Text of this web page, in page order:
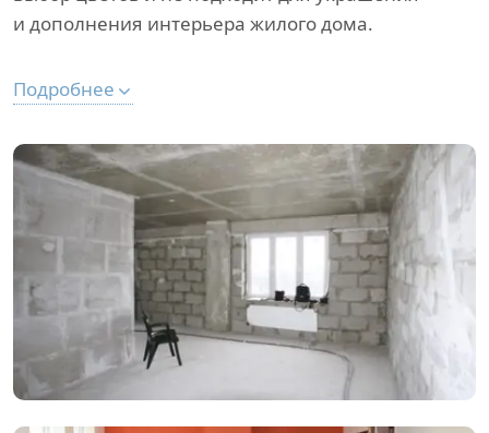
и дополнения интерьера жилого дома.
Подробнее